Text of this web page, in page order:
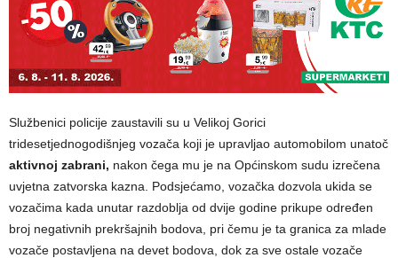
Službenici policije zaustavili su u Velikoj Gorici
tridesetjednogodišnjeg vozača koji je upravljao automobilom unatoč
aktivnoj zabrani, nakon čega mu je na Općinskom sudu izrečena
uvjetna zatvorska kazna. Podsjećamo, vozačka dozvola ukida se
vozačima kada unutar razdoblja od dvije godine prikupe određen
broj negativnih prekršajnih bodova, pri čemu je ta granica za mlade
vozače postavljena na devet bodova, dok za sve ostale vozače